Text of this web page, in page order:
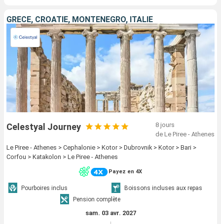
GRÈCE, CROATIE, MONTÉNÉGRO, ITALIE
Celestyal Journey
8 jours
de Le Piree - Athenes
Le Piree - Athenes > Cephalonie > Kotor > Dubrovnik > Kotor > Bari >
Corfou > Katakolon > Le Piree - Athenes
Payez en 4X
Pourboires inclus
Boissons incluses aux repas
Pension complète
sam. 03 avr. 2027